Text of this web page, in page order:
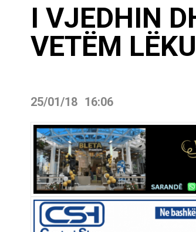
I VJEDHIN
VETËM
25/01/18 16:06